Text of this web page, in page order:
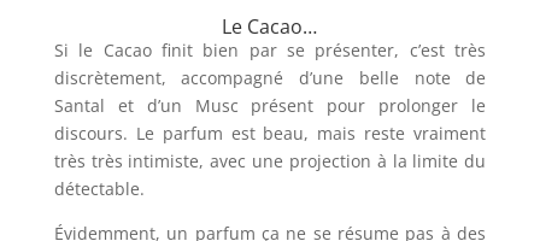
Le Cacao…
Si le Cacao finit bien par se présenter, c’est très
discrètement, accompagné d’une belle note de
Santal et d’un Musc présent pour prolonger le
discours. Le parfum est beau, mais reste vraiment
très très intimiste, avec une projection à la limite du
détectable.
Évidemment, un parfum ça ne se résume pas à des